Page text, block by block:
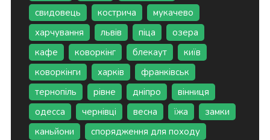
свидовець
кострича
мукачево
харчування
львів піца
озера
кафе
коворкінг блекаут
київ
коворкінги
харків
франківськ
тернопіль
рівне дніпро
вінниця
одесса
чернівці весна їжа
замки
каньйони
спорядження для походу